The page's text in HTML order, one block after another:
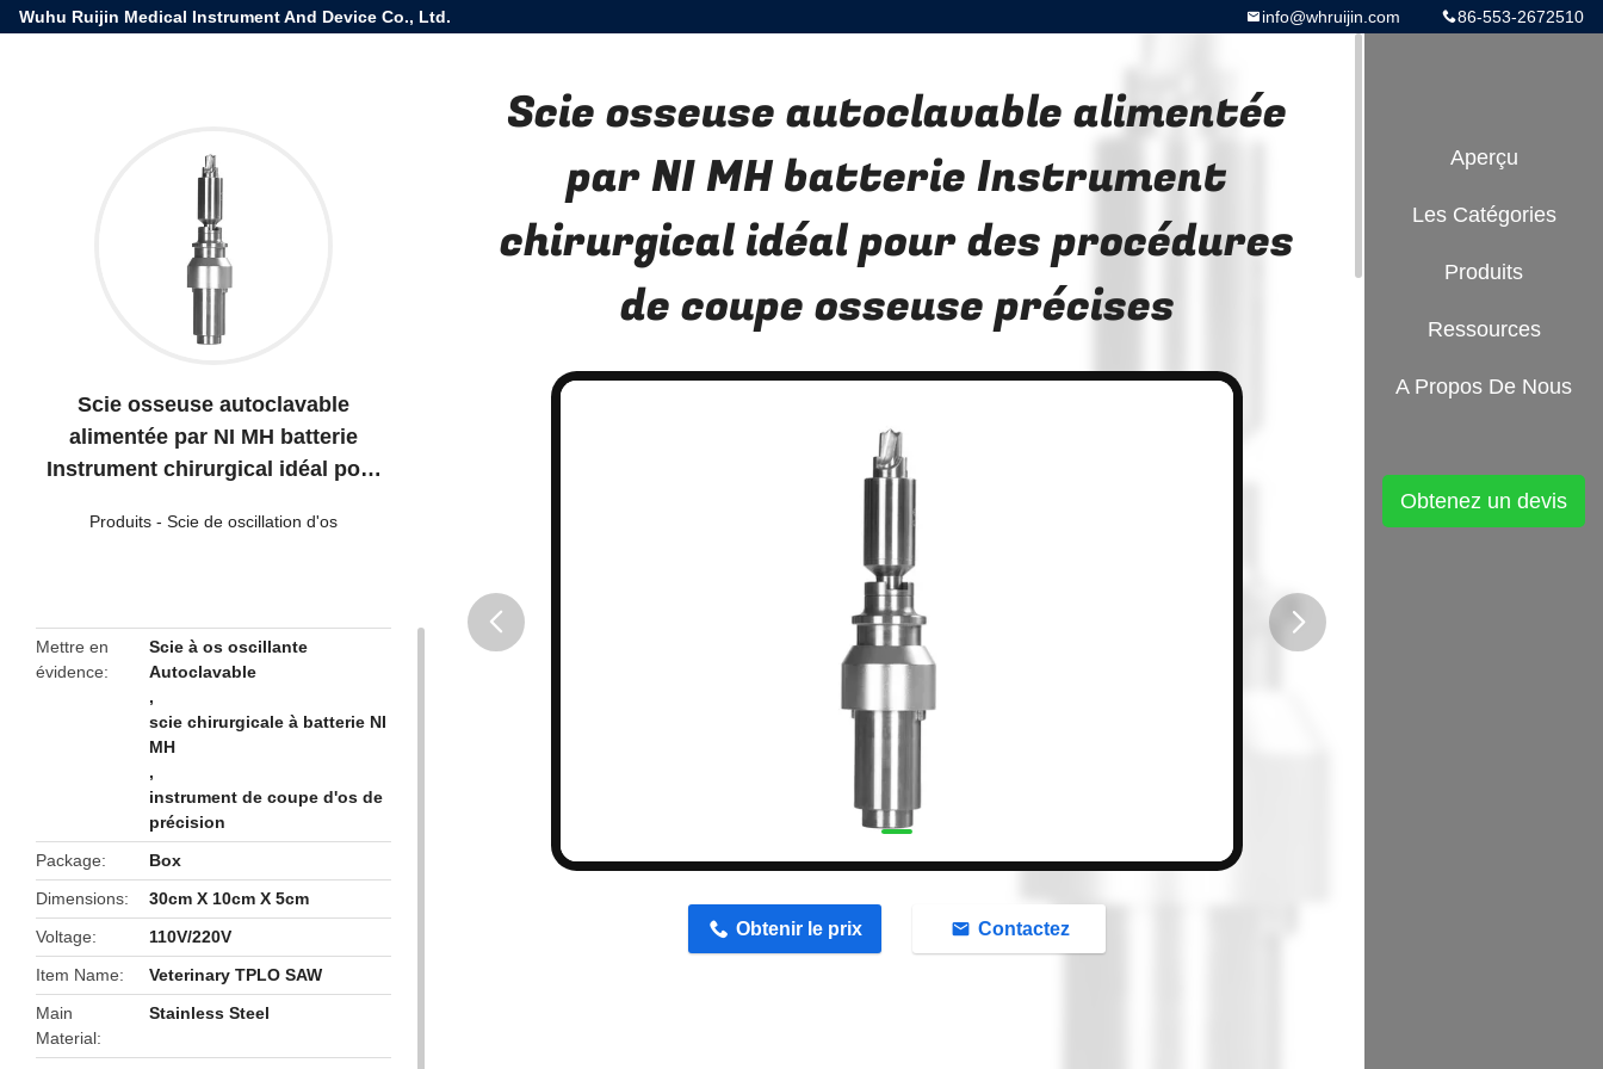
Wuhu Ruijin Medical Instrument And Device Co., Ltd. 86-553-2672510
info@whruijin.com
Scie osseuse autoclavable
alimentée par NI MH batterie
Instrument chirurgical idéal pour
précises
Produits - Scie de oscillation d'os
Mettre en
évidence
Scie à os oscillante
Autoclavable
,
scie chirurgicale à batterie NI
MH
,
instrument de coupe d'os de
précision
Package
Box
Dimensions
30cm X 10cm X 5cm
Voltage
110V/220V
Item Name
Veterinary TPLO SAW
Main
Material
Stainless Steel
Scie osseuse autoclavable alimentée
par NI MH batterie Instrument
chirurgical idéal pour des procédures
de coupe osseuse précises
Obtenir le prix Contactez
Aperçu
Les Catégories
Produits
Ressources
A Propos De Nous
Obtenez un devis